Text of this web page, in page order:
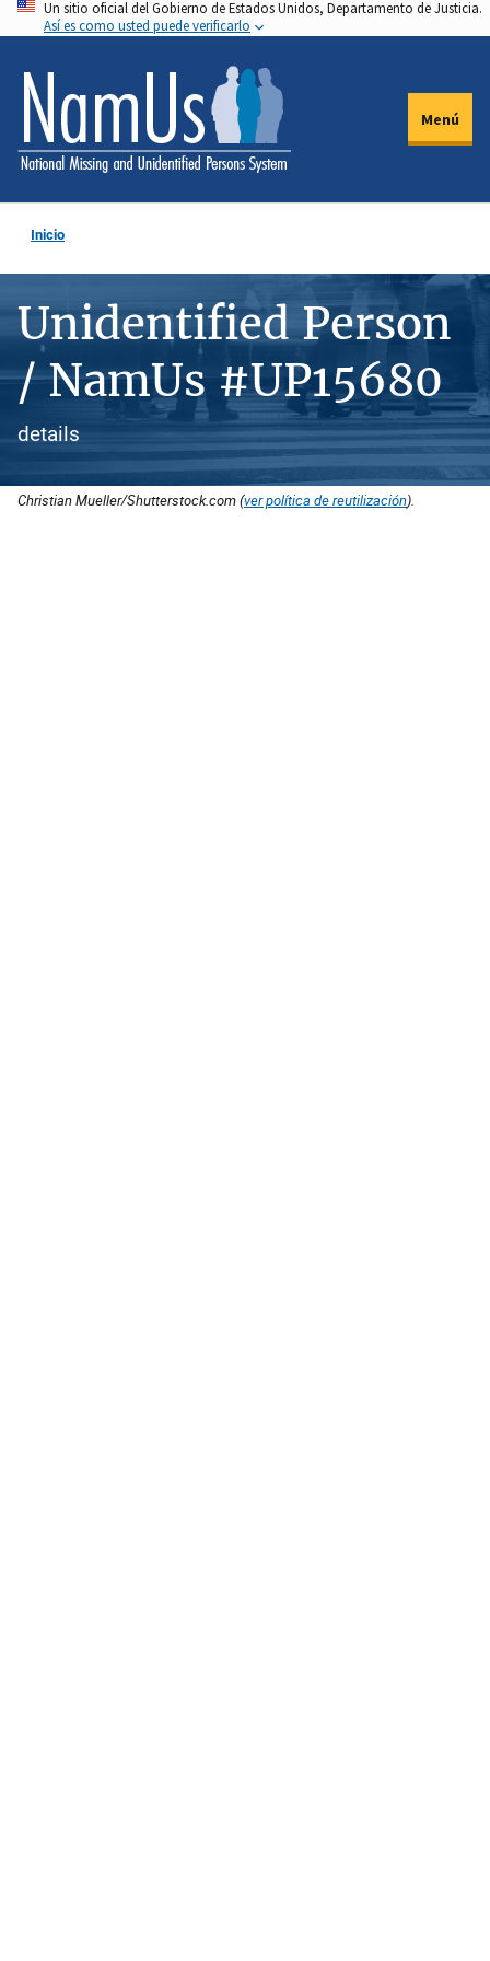
Pasar
al
contenido
principal
Un sitio oficial del Gobierno de Estados Unidos, Departamento de Justicia.
Así es como usted puede verificarlo
Menú
Inicio
Unidentified Person
/ NamUs #UP15680
details
Christian Mueller/Shutterstock.com (ver política de reutilización).